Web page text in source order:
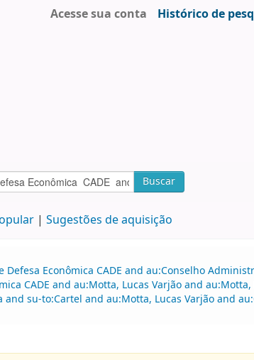
Acesse sua conta Histórico de
Buscar
Sugestões de aquisição
Econômica CADE and au:Conselho
CADE and au:Motta, Lucas Varjão and au:Motta,
su-to:Cartel and au:Motta, Lucas Varjão and